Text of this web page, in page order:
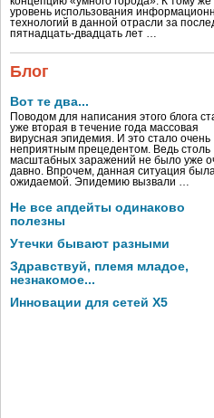
уровень использования
технологий в данной отрасли за
пятнадцать-двадцать лет …
Блог
Вот те два...
Поводом для написания этого блога
уже вторая в течение года массовая
вирусная эпидемия. И это стало очень
неприятным прецедентом. Ведь столь
масштабных заражений не было уже
давно. Впрочем, данная ситуация была
ожидаемой. Эпидемию вызвали …
Не все апдейты одинаково
полезны
Утечки бывают разными
Здравствуй, племя младое,
незнакомое...
Инновации для сетей X5